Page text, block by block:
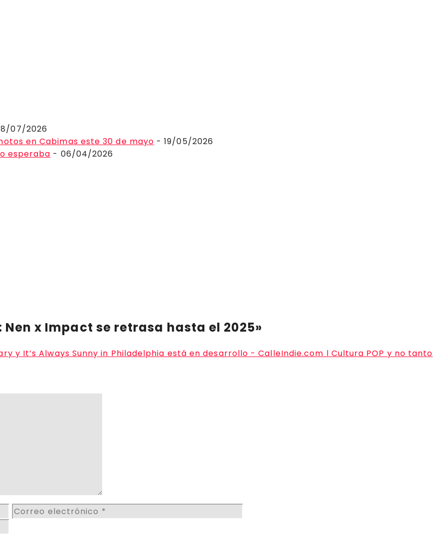
07/2026
en Cabimas este 30 de mayo - 19/05/2026
esperaba - 06/04/2026
x Impact se retrasa hasta el 2025»
y It’s Always Sunny in Philadelphia está en desarrollo - CalleIndie.com l Cultura POP y no tanto
Correo
electrónico